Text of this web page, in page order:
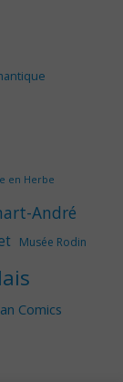
en Herbe
André
Musée Rodin
Comics